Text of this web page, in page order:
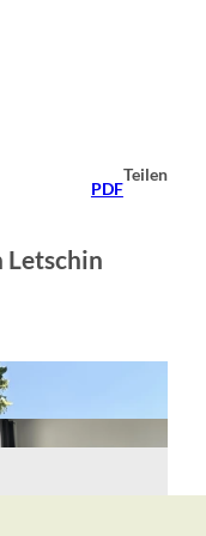
PDF
Teilen
Letschin